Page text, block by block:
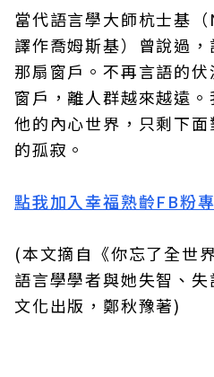
當代語言學大師杭士基
譯作喬姆斯基）曾說過
那扇窗戶。不再言語的
窗戶，離人群越來越遠
他的內心世界，只剩下
的孤寂。
點我加入幸福熟齡FB粉
(本文摘自《你忘了全世
語言學學者與她失智、
文化出版，鄭秋豫著)